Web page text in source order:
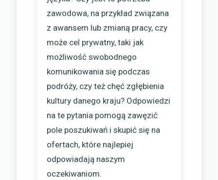
zawodowa, na przykład związana
z awansem lub zmianą pracy, czy
może cel prywatny, taki jak
możliwość swobodnego
komunikowania się podczas
podróży, czy też chęć zgłębienia
kultury danego kraju? Odpowiedzi
na te pytania pomogą zawęzić
pole poszukiwań i skupić się na
ofertach, które najlepiej
odpowiadają naszym
oczekiwaniom.